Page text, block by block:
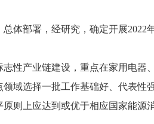
体部署，经研究，确定开展2022
性产业链建设，重点在家用电
域选择一批工作基础好、代表性
则上应达到或优于相应国家能源